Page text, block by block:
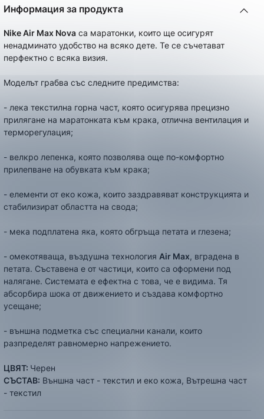
Информация за продукта
Nike Air Max Nova са маратонки, които ще осигурят
ненадминато удобство на всяко дете. Те се съчетават
перфектно с всяка визия.
Моделът грабва със следните предимства:
- лекa текстилна горна част, която осигурява прецизно
прилягане на маратонката към крака, отлична вентилация и
терморегулация;
- велкро лепенка, която позволява още по-комфортно
прилепване на обувката към крака;
- елементи от еко кожа, които заздравяват конструкцията и
стабилизират областта на свода;
- мека подплатена яка, която обгръща петата и глезена;
- омекотяваща, въздушна технология Air Max, вградена в
петата. Съставена е от частици, които са оформени под
налягане. Системата е ефектна с това, че е видима. Тя
абсорбира шока от движението и създава комфортно
усещане;
- външна подметка със специални канали, които
разпределят равномерно напрежението.
ЦВЯТ: Черен
СЪСТАВ: Външна част - текстил и еко кожа, Вътрешна част
- текстил